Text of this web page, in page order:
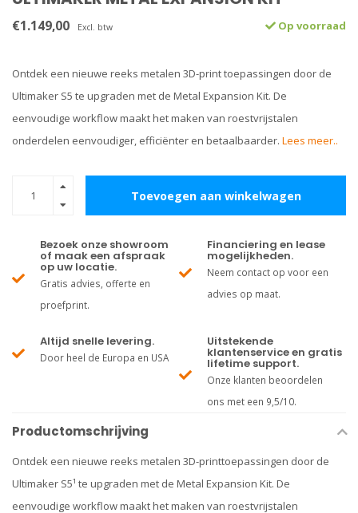
€1.149,00 Excl. btw Op voorraad
Ontdek een nieuwe reeks metalen 3D-print toepassingen door de
Ultimaker S5 te upgraden met de Metal Expansion Kit. De
eenvoudige workflow maakt het maken van roestvrijstalen
onderdelen eenvoudiger, efficiënter en betaalbaarder. Lees meer..
Toevoegen aan winkelwagen
Bezoek onze showroom
of maak een afspraak
op uw locatie.
Gratis advies, offerte en
proefprint.
Financiering en lease
mogelijkheden.
Neem contact op voor een
advies op maat.
Altijd snelle levering.
Door heel de Europa en USA
Uitstekende
klantenservice en gratis
lifetime support.
Onze klanten beoordelen
ons met een 9,5/10.
Productomschrijving
Ontdek een nieuwe reeks metalen 3D-printtoepassingen door de
Ultimaker S5¹ te upgraden met de Metal Expansion Kit. De
eenvoudige workflow maakt het maken van roestvrijstalen